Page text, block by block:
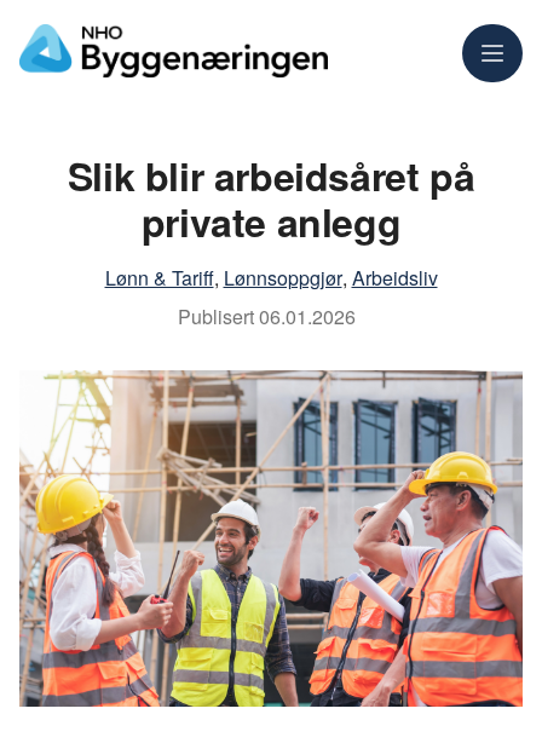
Meny
Slik blir arbeidsåret på
private anlegg
Lønn & Tariff, Lønnsoppgjør, Arbeidsliv
Publisert06.01.2026